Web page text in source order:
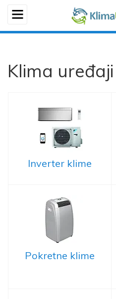
Klima uređaji
Inverter klime
Pokretne klime